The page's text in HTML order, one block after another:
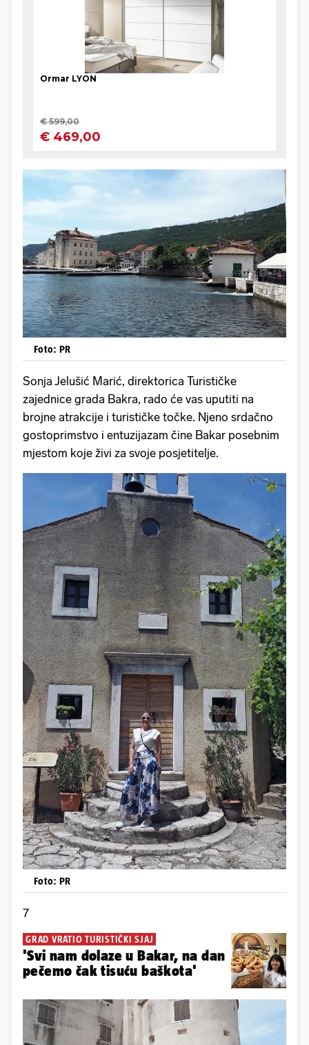
Foto: PR
Sonja Jelušić Marić, direktorica Turističke
zajednice grada Bakra, rado će vas uputiti na
brojne atrakcije i turističke točke. Njeno srdačno
gostoprimstvo i entuzijazam čine Bakar posebnim
mjestom koje živi za svoje posjetitelje.
Foto: PR
7
GRAD VRATIO TURISTIČKI SJAJ
'Svi nam dolaze u Bakar, na dan
pečemo čak tisuću baškota'